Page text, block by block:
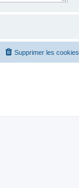
Supprimer les cookies